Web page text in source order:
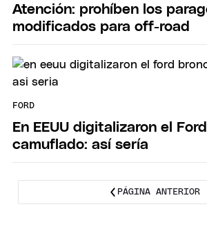
Atención: prohíben los
modificados para off-road
FORD
En EEUU digitalizaron el
camuflado: así sería
PÁGINA ANTERIOR